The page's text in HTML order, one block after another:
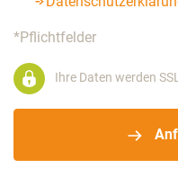
*Pflichtfelder
Ihre Daten werden